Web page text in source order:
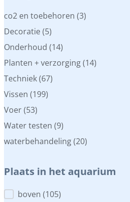
Categorieen
co2 en toebehoren (3)
Decoratie (5)
Onderhoud (14)
Planten + verzorging(14)
Techniek(67)
Vissen (199)
Voer(53)
Water testen (9)
waterbehandeling(20)
Plaats in het aquarium
Plaats in het aquarium
boven (105)